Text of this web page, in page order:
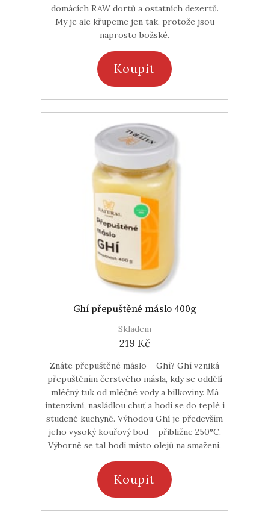
domácích RAW dortů a ostatních dezertů.
My je ale křupeme jen tak, protože jsou
naprosto božské.
Koupit
Ghí přepuštěné máslo 400g
Skladem
219 Kč
Znáte přepuštěné máslo – Ghí? Ghí vzniká
přepuštěním čerstvého másla, kdy se oddělí
mléčný tuk od mléčné vody a bílkoviny. Má
intenzivní, nasládlou chuť a hodí se do teplé i
studené kuchyně. Výhodou Ghí je především
jeho vysoký kouřový bod – přibližne 250°C.
Výborně se tal hodí místo olejů na smažení.
Koupit